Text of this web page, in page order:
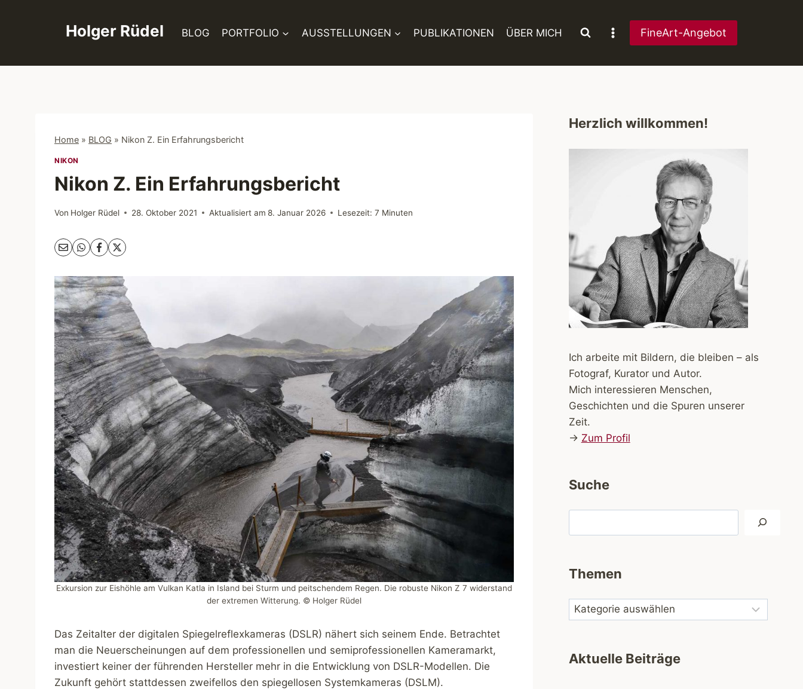
Holger Rüdel BLOG PORTFOLIO AUSSTELLUNGEN PUBLIKATIONEN ÜBER MICH FineArt-Angebot
Home » BLOG » Nikon Z. Ein Erfahrungsbericht
NIKON
Nikon Z. Ein Erfahrungsbericht
Von Holger Rüdel 28. Oktober 2021 Aktualisiert am 8. Januar 2026 Lesezeit: 7 Minuten
Exkursion zur Eishöhle am Vulkan Katla in Island bei Sturm und peitschendem Regen. Die robuste Nikon Z 7 widerstand
der extremen Witterung. © Holger Rüdel
Das Zeitalter der digitalen Spiegelreflexkameras (DSLR) nähert sich seinem Ende. Betrachtet
man die Neuerscheinungen auf dem professionellen und semiprofessionellen Kameramarkt,
investiert keiner der führenden Hersteller mehr in die Entwicklung von DSLR-Modellen. Die
Zukunft gehört stattdessen zweifellos den spiegellosen Systemkameras (DSLM).
Herzlich willkommen!
Ich arbeite mit Bildern, die bleiben – als
Fotograf, Kurator und Autor.
Mich interessieren Menschen,
Geschichten und die Spuren unserer
Zeit.
→ Zum Profil
Suche
Themen
Aktuelle Beiträge